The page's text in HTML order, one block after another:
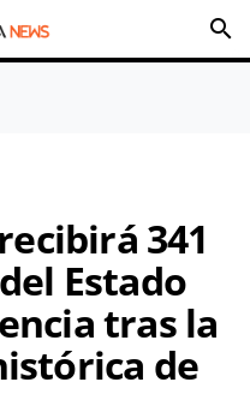
search
341
Estado
tras la
de